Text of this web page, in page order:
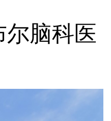
尔脑科医